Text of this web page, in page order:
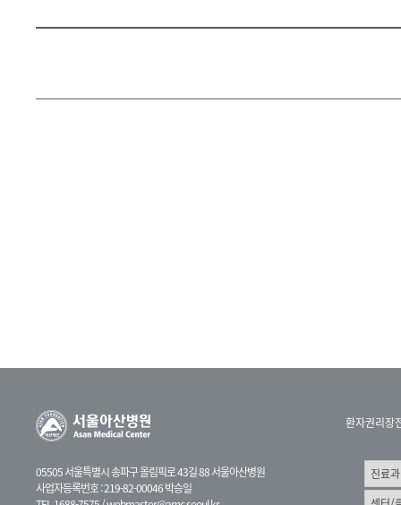
05505 서울특별시 송파구 올림픽로 43길 88 서울아산병원
사업자등록번호 : 219-82-00046 박승일
환자권리장